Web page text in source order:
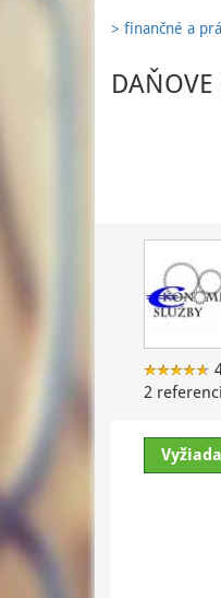
> finančné a
2